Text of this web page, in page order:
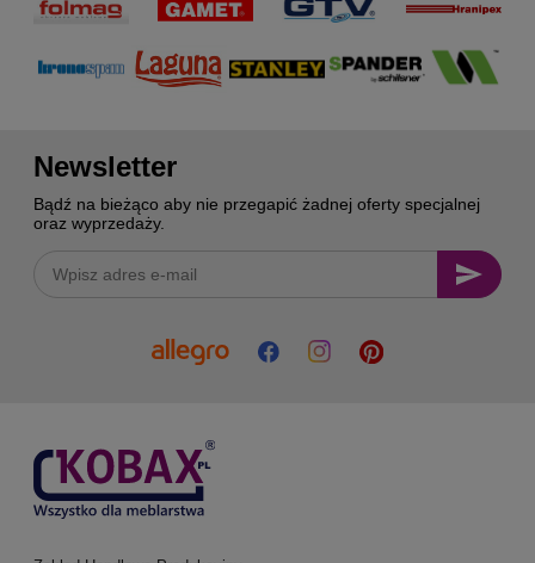
Newsletter
Bądź na bieżąco aby nie przegapić żadnej oferty specjalnej
oraz wyprzedaży.